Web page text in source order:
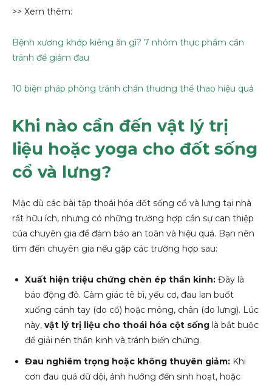
>> Xem thêm:
Bệnh xương khớp kiêng ăn gì? 7 nhóm thực phẩm cần
tránh để giảm đau
10 biện pháp phòng tránh chấn thương thể thao hiệu quả
Khi nào cần đến vật lý trị
liệu hoặc yoga cho đốt sống
cổ và lưng?
Mặc dù các bài tập thoái hóa đốt sống cổ và lưng tại nhà
rất hữu ích, nhưng có những trường hợp cần sự can thiệp
của chuyên gia để đảm bảo an toàn và hiệu quả. Bạn nên
tìm đến chuyên gia nếu gặp các trường hợp sau:
Xuất hiện triệu chứng chèn ép thần kinh: Đây là
báo động đỏ. Cảm giác tê bì, yếu cơ, đau lan buốt
xuống cánh tay (do cổ) hoặc mông, chân (do lưng). Lúc
này, vật lý trị liệu cho thoái hóa cột sống là bắt buộc
để giải nén thần kinh và tránh biến chứng.
Đau nghiêm trọng hoặc không thuyên giảm: Khi
cơn đau quá dữ dội, ảnh hưởng đến sinh hoạt, hoặc